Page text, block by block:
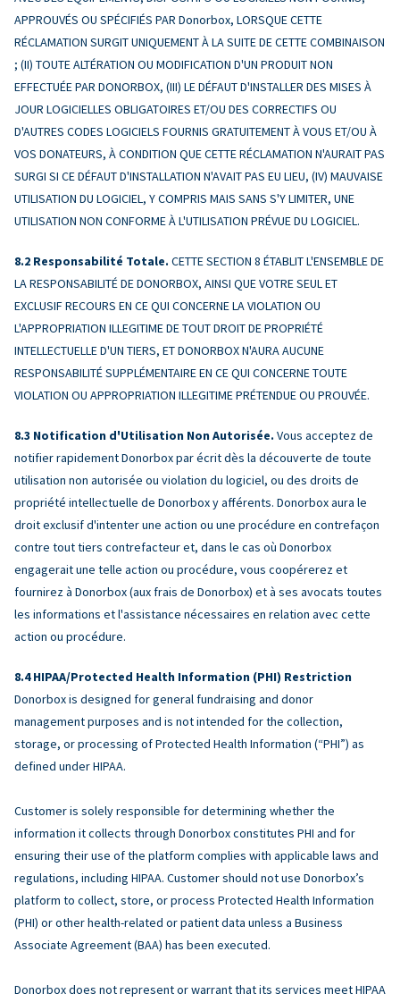
APPROUVÉS OU SPÉCIFIÉS PAR Donorbox, LORSQUE CETTE
RÉCLAMATION SURGIT UNIQUEMENT À LA SUITE DE CETTE COMBINAISON
; (II) TOUTE ALTÉRATION OU MODIFICATION D'UN PRODUIT NON
EFFECTUÉE PAR DONORBOX, (III) LE DÉFAUT D'INSTALLER DES MISES À
JOUR LOGICIELLES OBLIGATOIRES ET/OU DES CORRECTIFS OU
D'AUTRES CODES LOGICIELS FOURNIS GRATUITEMENT À VOUS ET/OU À
VOS DONATEURS, À CONDITION QUE CETTE RÉCLAMATION N'AURAIT PAS
SURGI SI CE DÉFAUT D'INSTALLATION N'AVAIT PAS EU LIEU, (IV) MAUVAISE
UTILISATION DU LOGICIEL, Y COMPRIS MAIS SANS S'Y LIMITER, UNE
UTILISATION NON CONFORME À L'UTILISATION PRÉVUE DU LOGICIEL.
Responsabilité Totale. CETTE SECTION 8 ÉTABLIT L'ENSEMBLE DE
LA RESPONSABILITÉ DE DONORBOX, AINSI QUE VOTRE SEUL ET
EXCLUSIF RECOURS EN CE QUI CONCERNE LA VIOLATION OU
L'APPROPRIATION ILLEGITIME DE TOUT DROIT DE PROPRIÉTÉ
INTELLECTUELLE D'UN TIERS, ET DONORBOX N'AURA AUCUNE
RESPONSABILITÉ SUPPLÉMENTAIRE EN CE QUI CONCERNE TOUTE
VIOLATION OU APPROPRIATION ILLEGITIME PRÉTENDUE OU PROUVÉE.
Notification d'Utilisation Non Autorisée. Vous acceptez de
notifier rapidement Donorbox par écrit dès la découverte de toute
utilisation non autorisée ou violation du logiciel, ou des droits de
propriété intellectuelle de Donorbox y afférents. Donorbox aura le
droit exclusif d'intenter une action ou une procédure en contrefaçon
contre tout tiers contrefacteur et, dans le cas où Donorbox
engagerait une telle action ou procédure, vous coopérerez et
fournirez à Donorbox (aux frais de Donorbox) et à ses avocats toutes
les informations et l'assistance nécessaires en relation avec cette
action ou procédure.
HIPAA/Protected Health Information (PHI) Restriction
Donorbox is designed for general fundraising and donor
management purposes and is not intended for the collection,
storage, or processing of Protected Health Information (“PHI”) as
defined under HIPAA.
Customer is solely responsible for determining whether the
information it collects through Donorbox constitutes PHI and for
ensuring their use of the platform complies with applicable laws and
regulations, including HIPAA. Customer should not use Donorbox’s
platform to collect, store, or process Protected Health Information
(PHI) or other health-related or patient data unless a Business
Associate Agreement (BAA) has been executed.
Donorbox does not represent or warrant that its services meet HIPAA